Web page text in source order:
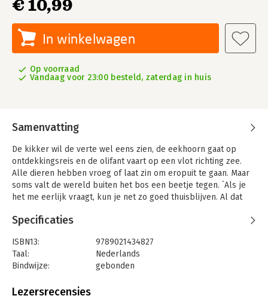
€ 10,99
In winkelwagen
Op voorraad
Vandaag voor 23:00 besteld, zaterdag in huis
Samenvatting
De kikker wil de verte wel eens zien, de eekhoorn gaat op
ontdekkingsreis en de olifant vaart op een vlot richting zee.
Alle dieren hebben vroeg of laat zin om eropuit te gaan. Maar
soms valt de wereld buiten het bos een beetje tegen. `Als je
het me eerlijk vraagt, kun je net zo goed thuisblijven. Al dat
In Goede reis zijn de mooiste dierenverhalen verzameld over
Specificaties
ISBN13:
9789021434827
Taal:
Nederlands
Bindwijze:
gebonden
Uitgever:
Lezersrecensies